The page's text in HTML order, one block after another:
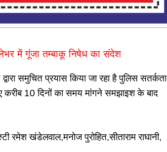
में गूंजा तम्बाकू निषेध का संदेश
समुचित प्रयास किया जा रहा है पुलिस सतर्कता
10 दिनों का समय मांगने समझाइश के बाद
रमेश खंडेलवाल,मनोज पुरोहित,सीताराम राघानी,